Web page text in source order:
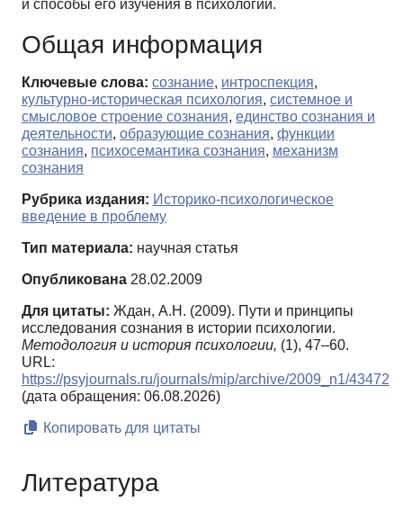
и способы его изучения в психологии.
Общая информация
Ключевые слова: сознание, интроспекция,
культурно-историческая психология, системное и
смысловое строение сознания, единство сознания и
деятельности, образующие сознания, функции
сознания, психосемантика сознания, механизм
сознания
Рубрика издания: Историко-психологическое
введение в проблему
Тип материала: научная статья
Опубликована 28.02.2009
Для цитаты: Ждан, А.Н. (2009). Пути и принципы
исследования сознания в истории психологии.
Методология и история психологии, (1), 47–60.
URL:
https://psyjournals.ru/journals/mip/archive/2009_n1/43472
(дата обращения: 06.08.2026)
Копировать для цитаты
Литература